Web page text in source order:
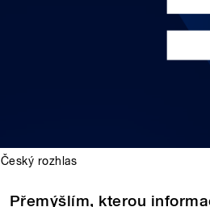
Český rozhlas
Přemýšlím, kterou